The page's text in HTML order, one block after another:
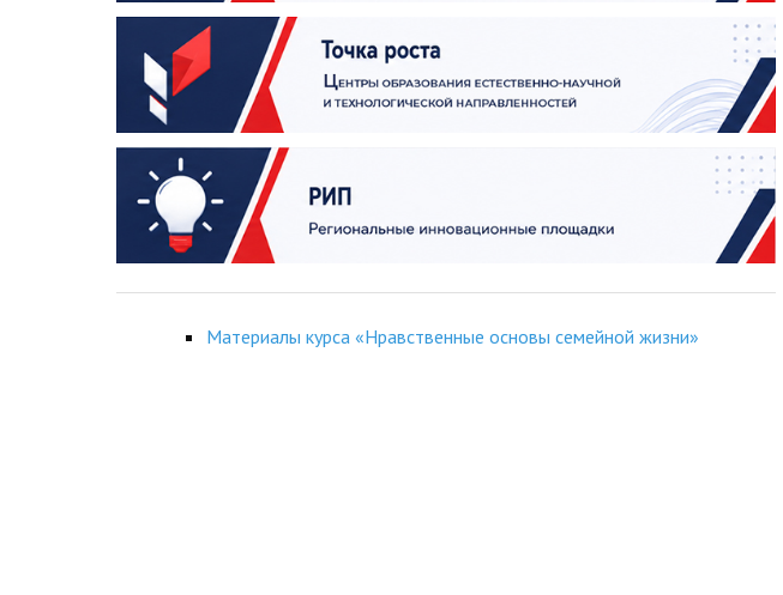
Материалы курса «Нравственные основы семейной жизни»